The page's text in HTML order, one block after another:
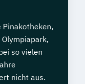
Pinakotheken,
so vielen
nicht aus.